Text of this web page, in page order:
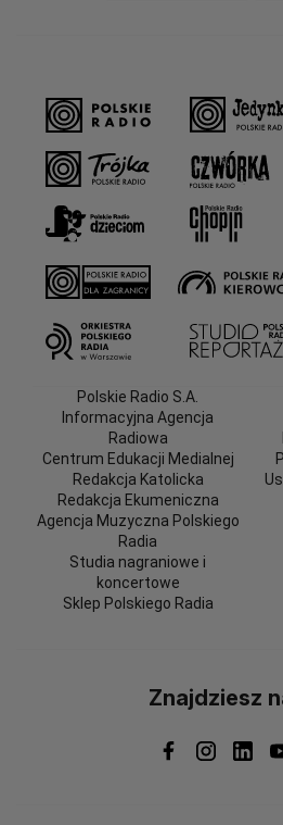
Polskie Radio S.A.
Informacyjna Agencja
Radiowa
Centrum Edukacji Medialnej
Redakcja Katolicka
Redakcja Ekumeniczna
Agencja Muzyczna Polskiego
Radia
Studia nagraniowe i
koncertowe
Sklep Polskiego Radia
Znajdziesz